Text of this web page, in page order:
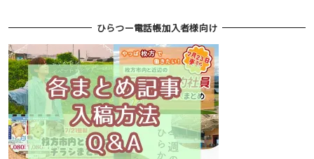
ひらつー電話帳加入者様向け